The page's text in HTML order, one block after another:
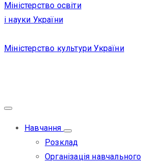
Міністерство освіти
і науки України
Міністерство культури України
Навчання
Розклад
Організація